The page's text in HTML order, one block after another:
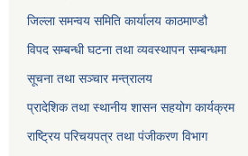
जिल्ला समन्वय समिति कार्यालय काठमाण्ड‌ौ
विपद सम्बन्धी घटना तथा व्यवस्थापन सम्बन्धमा
सूचना तथा सञ्चार मन्त्रालय
प्रादेशिक तथा स्थानीय शासन सहयोग कार्यक्रम
राष्ट्रिय परिचयपत्र तथा पंजीकरण विभाग